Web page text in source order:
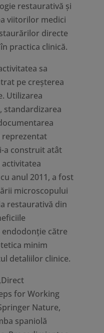
restaurativă și
viitorilor medici
directe
practica clinică.
sa
pe creșterea
Utilizarea
standardizarea
reprezentat
a construit atât
anul 2011, a fost
microscopului
restaurativă din
către
minim
detaliilor clinice.
for Working
Nature,
spaniolă